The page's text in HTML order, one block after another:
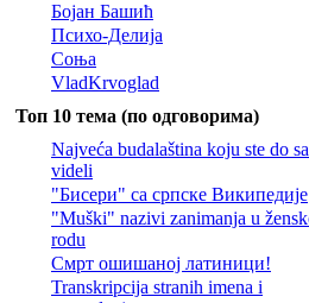
Бојан Башић
Психо-Делија
Соња
VladKrvoglad
Топ 10 тема (по одговорима)
Najveća budalaština koju ste do
videli
"Бисери" са српске Википедије
"Muški" nazivi zanimanja u
rodu
Смрт ошишаној латиници!
Transkripcija stranih imena i